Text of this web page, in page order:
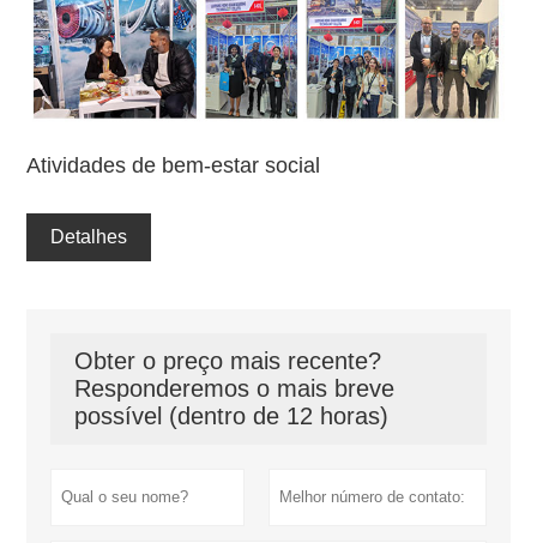
Atividades de bem-estar social
Detalhes
Obter o preço mais recente?
Responderemos o mais breve
possível (dentro de 12 horas)